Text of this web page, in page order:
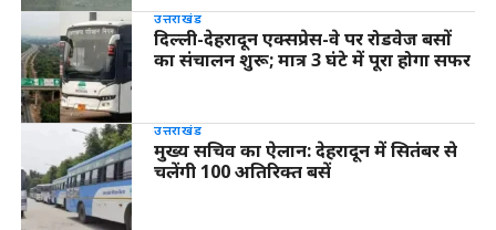
उत्तराखंड
दिल्ली-देहरादून एक्सप्रेस-वे पर रोडवेज बसों
का संचालन शुरू; मात्र 3 घंटे में पूरा होगा सफर
उत्तराखंड
मुख्य सचिव का ऐलान: देहरादून में सितंबर से
चलेंगी 100 अतिरिक्त बसें